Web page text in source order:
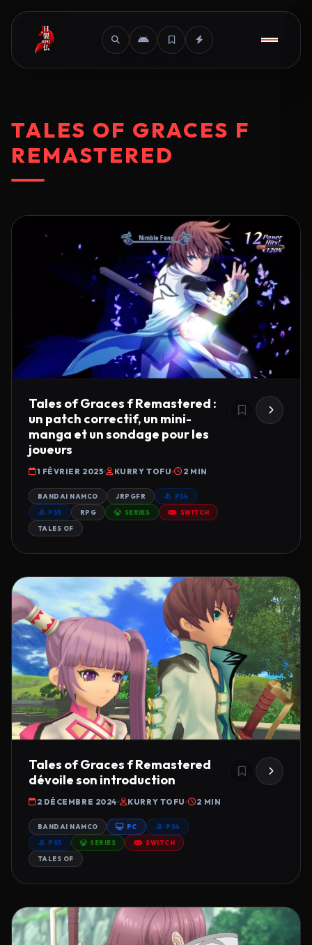
TALES OF GRACES F
REMASTERED
Tales of Graces f Remastered :
un patch correctif, un mini-
manga et un sondage pour les
joueurs
1 FÉVRIER 2025 KURRY TOFU 2 MIN
BANDAI NAMCO JRPGFR PS4
PS5 RPG SERIES SWITCH
TALES OF
Tales of Graces f Remastered
dévoile son introduction
2 DÉCEMBRE 2024 KURRY TOFU 2 MIN
BANDAI NAMCO PC PS4
PS5 SERIES SWITCH
TALES OF